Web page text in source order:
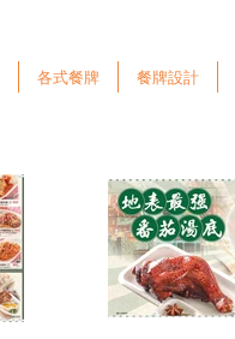
各式餐牌 餐牌設計